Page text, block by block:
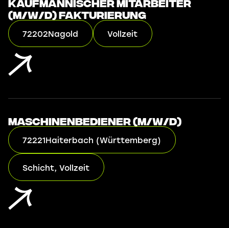
(m/w/d) Fakturierung
72202Nagold Vollzeit
Maschinenbediener (m/w/d)
72221Haiterbach (Württemberg)
Schicht, Vollzeit